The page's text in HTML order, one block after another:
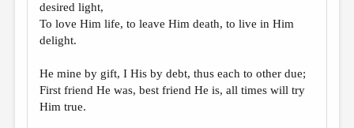
desired light,
To love Him life, to leave Him death, to live in Him
delight.
He mine by gift, I His by debt, thus each to other due;
First friend He was, best friend He is, all times will try
Him true.